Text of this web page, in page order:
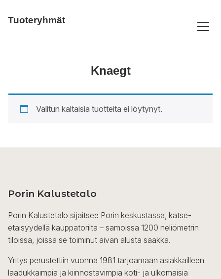
Tuoteryhmät
Knaegt
Valitun kaltaisia tuotteita ei löytynyt.
Porin Kalustetalo
Porin Kalustetalo sijaitsee Porin keskustassa, katse-
etäisyydellä kauppatorilta – samoissa 1200 neliömetrin
tiloissa, joissa se toiminut aivan alusta saakka.
Yritys perustettiin vuonna 1981 tarjoamaan asiakkailleen
laadukkaimpia ja kiinnostavimpia koti- ja ulkomaisia